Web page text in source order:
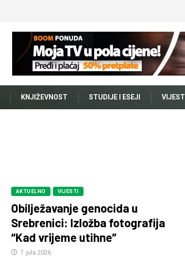
KNJIŽEVNOST STUDIJE I ESEJI VIJESTI
AKTUELNO VIJESTI
Obilježavanje genocida u
Srebrenici: Izložba fotografija
“Kad vrijeme utihne”
7. jula 2026.